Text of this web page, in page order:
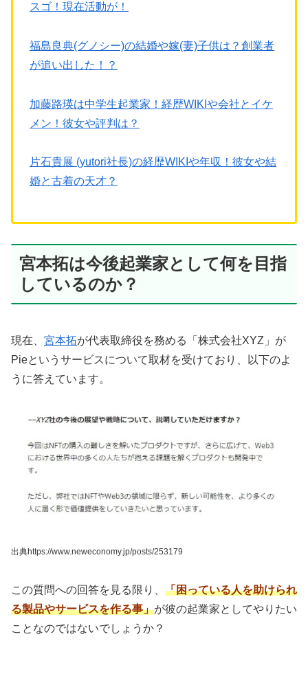
スゴ！現在活動が！
福島良典(グノシー)の結婚や嫁(妻)子供は？創業者
が追い出した！？
加藤路瑛は中学生起業家！経歴WIKIや会社とイケ
メン！彼女や評判は？
片石貴展 (yutori社長)の経歴WIKIや年収！彼女や結
婚と古着の天才？
宮本拓は今後起業家として何を目指
しているのか？
現在、 宮本拓が代表取締役を務める「株式会社XYZ」が
Pieというサービスについて取材を受けており、以下のよ
うに答えています。
出典https://www.neweconomy.jp/posts/253179
この質問への回答を見る限り、 「困っている人を助けられ
る製品やサービスを作る事」が彼の起業家としてやりたい
ことなのではないでしょうか？